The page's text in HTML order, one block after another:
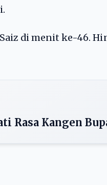
di menit ke-46.
Rasa Kangen